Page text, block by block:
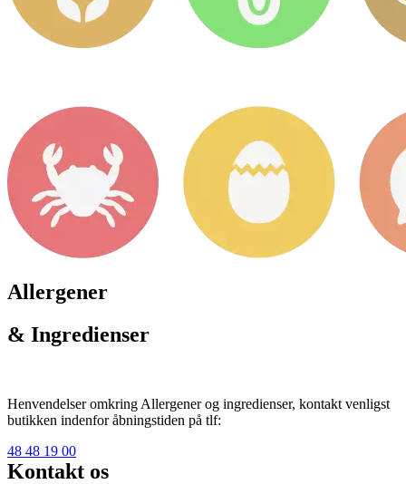
Allergener
& Ingredienser
Henvendelser omkring Allergener og ingredienser, kontakt venligst
butikken indenfor åbningstiden på tlf:
48 48 19 00
Kontakt os